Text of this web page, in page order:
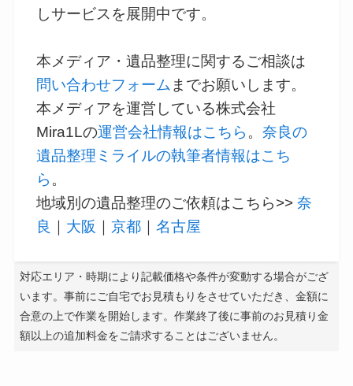
しサービスを展開中です。
本メディア・遺品整理に関するご相談は
問い合わせフォームまでお願いします。
本メディアを運営している株式会社
Mira1Lの運営会社情報はこちら 。奈良の
遺品整理ミライルの執筆者情報はこち
ら 。
地域別の遺品整理のご依頼はこちら>>奈
良
大阪 ｜京都 ｜名古屋
対応エリア・時期により記載価格や条件が変動する場合がござ
います。事前にご自宅でお見積もりをさせていただき、金額に
合意の上で作業を開始します。作業終了後に事前のお見積り金
額以上の追加料金をご請求することはございません。